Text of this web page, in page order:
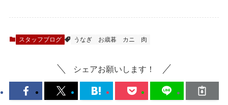
スタッフブログ うなぎ お歳暮 カニ 肉
シェアお願いします！